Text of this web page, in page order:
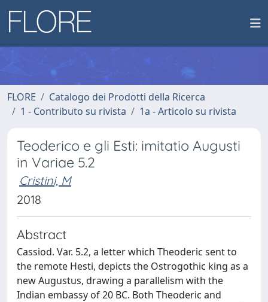
FLORE
Catalogo dei Prodotti della Ricerca
1 - Contributo su rivista
1a - Articolo su rivista
Teoderico e gli Esti: imitatio Augusti
in Variae 5.2
Cristini, M
2018
Abstract
Cassiod. Var. 5.2, a letter which Theoderic sent to
the remote Hesti, depicts the Ostrogothic king as a
new Augustus, drawing a parallelism with the
Indian embassy of 20 BC. Both Theoderic and